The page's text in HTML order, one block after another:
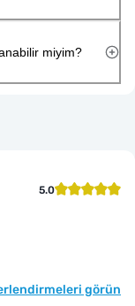
miyim?
5.0
görün